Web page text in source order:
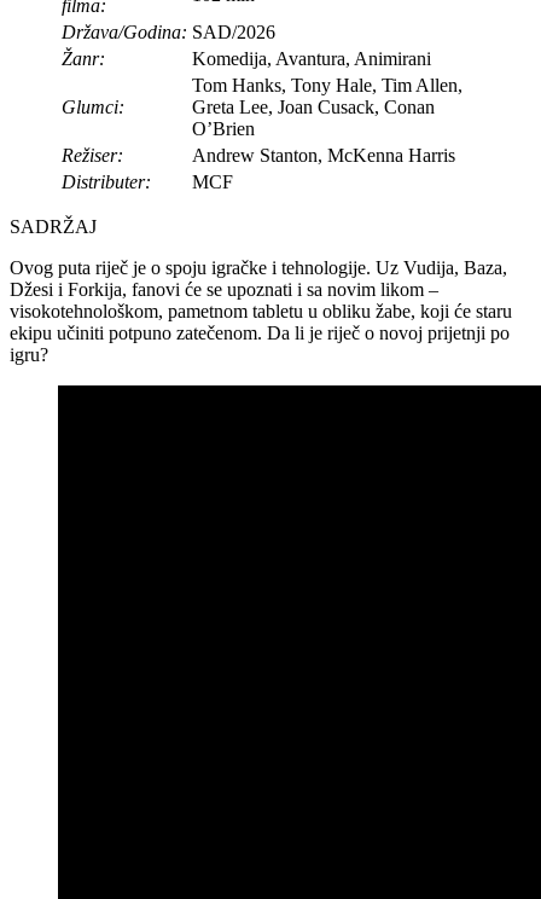
filma:
Država/Godina: SAD/2026
Žanr:
Komedija, Avantura, Animirani
Glumci:
Tom Hanks, Tony Hale, Tim Allen,
Greta Lee, Joan Cusack, Conan
O’Brien
Režiser:
Andrew Stanton, McKenna Harris
Distributer:
MCF
SADRŽAJ
Ovog puta riječ je o spoju igračke i tehnologije. Uz Vudija, Baza,
Džesi i Forkija, fanovi će se upoznati i sa novim likom –
visokotehnološkom, pametnom tabletu u obliku žabe, koji će staru
ekipu učiniti potpuno zatečenom. Da li je riječ o novoj prijetnji po
igru?